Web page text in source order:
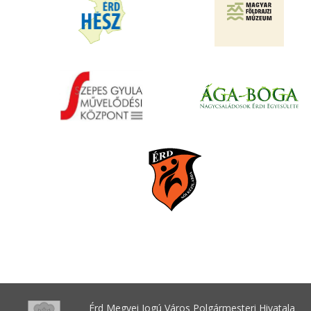
Érd Megyei Jogú Város Polgármesteri Hivatala